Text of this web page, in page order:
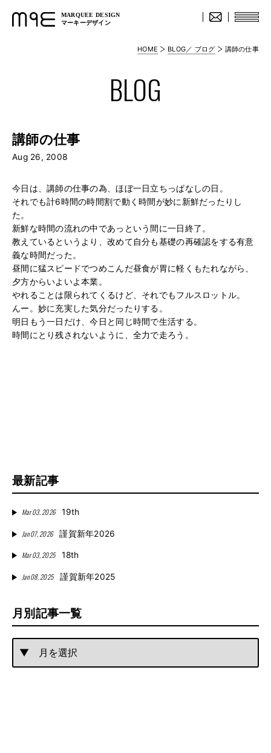
MARQUEE DESIGN
マーキーデザイン
HOME BLOG／ ブログ 講師の仕事
BLOG
講師の仕事
Aug 26, 2008
今日は、講師の仕事の為、ほぼ一日立ちっぱなしの日。
それでも計6時間の時間割で動く時間が妙に新鮮だったりし
た。
新鮮な時間の流れの中であっという間に一日終了。
教えているというより、改めて自分も基礎の再確認をする有意
義な時間だった。
昼間に猛スピードでつめこんだ昼食が胃に軽くもたれながら、
夕方からいよいよ本業。
やれることは限られてくるけど、それでもフルスロットル。
んー。妙に充実した気分だったりする。
明日もう一日だけ、今日と同じ時間で生活する。
時間にとり残されないように、全力で走ろう。
最新記事
Mar 03, 2026 19th
Jan 07, 2026 謹賀新年2026
Mar 03, 2025 18th
Jan 08, 2025 謹賀新年2025
月別記事一覧